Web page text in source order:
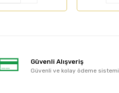
Güvenli Alışveriş
Güvenli ve kolay ödeme sistemi